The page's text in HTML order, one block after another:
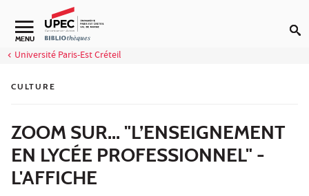
Aller au contenu
Navigation secondaire
MENU
Université Paris-Est Créteil
CULTURE
ZOOM SUR... "L’ENSEIGNEMENT
EN LYCÉE PROFESSIONNEL" -
L'AFFICHE